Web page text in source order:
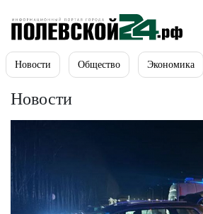
Новости Общество Экономика
Новости